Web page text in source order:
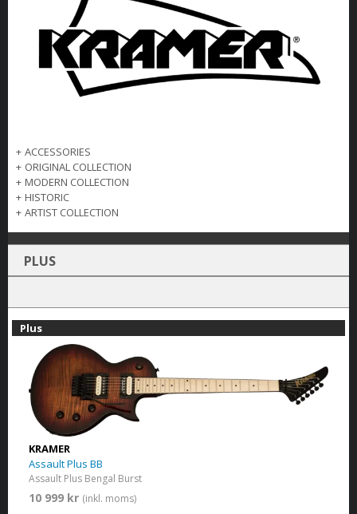
NYHETER
OM
OSS
+ ACCESSORIES
+ ORIGINAL COLLECTION
+ MODERN COLLECTION
+ HISTORIC
+ ARTIST COLLECTION
PLUS
Plus
KRAMER
Assault Plus BB
Assault Plus Bengal Burst
10 999 kr (inkl. moms)